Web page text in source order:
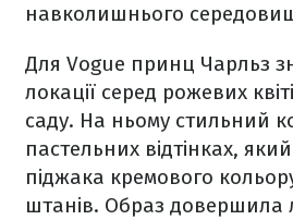
навколишнього
Для Vogue принц Чарльз
локації серед рожевих
саду. На ньому стильний
пастельних відтінках,
піджака кремового
штанів. Образ довершила